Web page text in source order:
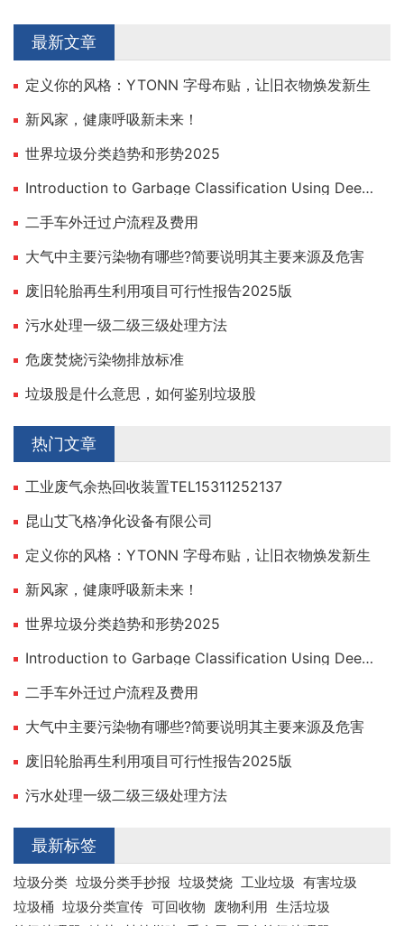
最新文章
定义你的风格：YTONN 字母布贴，让旧衣物焕发新生
新风家，健康呼吸新未来！
世界垃圾分类趋势和形势2025
Introduction to Garbage Classification Using Deep Learning
二手车外迁过户流程及费用
大气中主要污染物有哪些?简要说明其主要来源及危害
废旧轮胎再生利用项目可行性报告2025版
污水处理一级二级三级处理方法
危废焚烧污染物排放标准
垃圾股是什么意思，如何鉴别垃圾股
热门文章
工业废气余热回收装置TEL15311252137
昆山艾飞格净化设备有限公司
定义你的风格：YTONN 字母布贴，让旧衣物焕发新生
新风家，健康呼吸新未来！
世界垃圾分类趋势和形势2025
Introduction to Garbage Classification Using Deep Learning
二手车外迁过户流程及费用
大气中主要污染物有哪些?简要说明其主要来源及危害
废旧轮胎再生利用项目可行性报告2025版
污水处理一级二级三级处理方法
最新标签
垃圾分类 垃圾分类手抄报 垃圾焚烧 工业垃圾 有害垃圾
垃圾桶 垃圾分类宣传 可回收物 废物利用 生活垃圾